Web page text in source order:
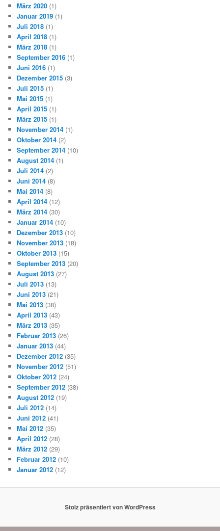
März 2020 (1)
Januar 2019 (1)
Juli 2018 (1)
April 2018 (1)
März 2018 (1)
September 2016 (1)
Juni 2016 (1)
Dezember 2015 (3)
Juli 2015 (1)
Mai 2015 (1)
April 2015 (1)
März 2015 (1)
November 2014 (1)
Oktober 2014 (2)
September 2014 (10)
August 2014 (1)
Juli 2014 (2)
Juni 2014 (8)
Mai 2014 (8)
April 2014 (12)
März 2014 (30)
Januar 2014 (10)
Dezember 2013 (10)
November 2013 (18)
Oktober 2013 (15)
September 2013 (20)
August 2013 (27)
Juli 2013 (13)
Juni 2013 (21)
Mai 2013 (38)
April 2013 (43)
März 2013 (35)
Februar 2013 (26)
Januar 2013 (44)
Dezember 2012 (35)
November 2012 (51)
Oktober 2012 (24)
September 2012 (38)
August 2012 (19)
Juli 2012 (14)
Juni 2012 (41)
Mai 2012 (35)
April 2012 (28)
März 2012 (29)
Februar 2012 (10)
Januar 2012 (12)
Stolz präsentiert von WordPress